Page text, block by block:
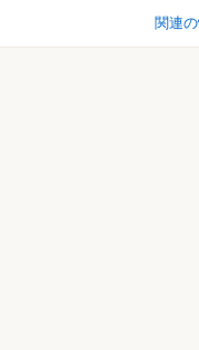
関連